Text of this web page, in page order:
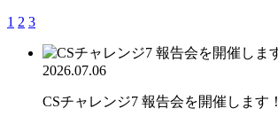
1 2 3
2026.07.06
CSチャレンジ7 報告会を開催します！